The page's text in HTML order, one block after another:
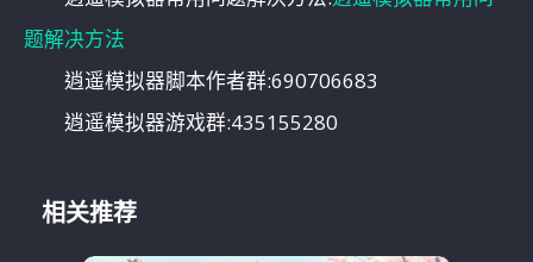
题解决方法
逍遥模拟器脚本作者群:690706683
逍遥模拟器游戏群:435155280
相关推荐